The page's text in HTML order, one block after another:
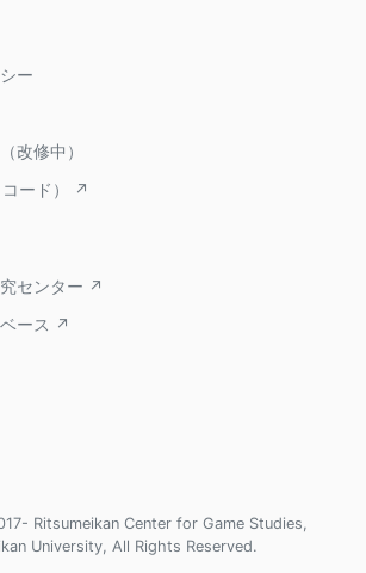
ー
改修中）
ード） ↗
センター ↗
ース ↗
Ritsumeikan Center for Game Studies,
University, All Rights Reserved.